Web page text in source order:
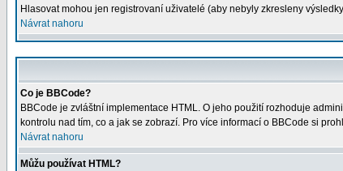
Hlasovat mohou jen registrovaní uživatelé (aby nebyly zkresleny
Návrat nahoru
Co je BBCode?
BBCode je zvláštní implementace HTML. O jeho použití rozhoduje
kontrolu nad tím, co a jak se zobrazí. Pro více informací o BBCode si
Návrat nahoru
Můžu používat HTML?